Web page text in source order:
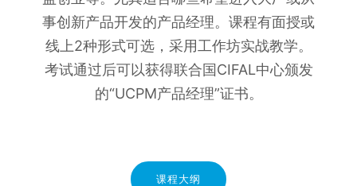
事创新产品开发的产品经理。课程有面授或
线上2种形式可选，采用工作坊实战教学。
考试通过后可以获得联合国CIFAL中心颁发
的“UCPM产品经理”证书。
课程大纲